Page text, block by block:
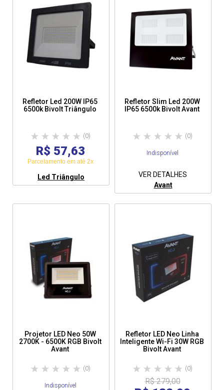
Refletor Led 200W IP65
6500k Bivolt Triângulo
(0)
R$ 57,63
Parcelamento em até 2x
Led Triângulo
Refletor Slim Led 200W
IP65 6500k Bivolt Avant
(0)
Indisponível
VER DETALHES
Avant
Projetor LED Neo 50W
2700K - 6500K RGB Bivolt
Avant
(0)
Indisponível
Refletor LED Neo Linha
Inteligente Wi-Fi 30W RGB
Bivolt Avant
(0)
R$ 279,00